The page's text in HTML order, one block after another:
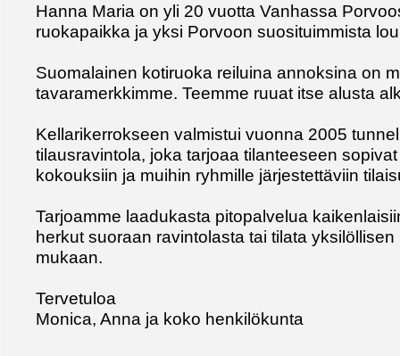
Hanna Maria on yli 20 vuotta Vanhassa
ruokapaikka ja yksi Porvoon suosituimmista
Suomalainen kotiruoka reiluina annoksina on
tavaramerkkimme. Teemme ruuat itse alusta
Kellarikerrokseen valmistui vuonna 2005
tilausravintola, joka tarjoaa tilanteeseen
kokouksiin ja muihin ryhmille järjestettäviin
Tarjoamme laadukasta pitopalvelua
herkut suoraan ravintolasta tai tilata
mukaan.
Tervetuloa
Monica, Anna ja koko henkilökunta